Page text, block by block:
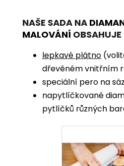
NAŠE SADA NA
MALOVÁNÍ OBSAHUJE
lepkavé plátno
dřevěném vnitřním
speciální pero na
napytlíčkované
pytlíčků různých